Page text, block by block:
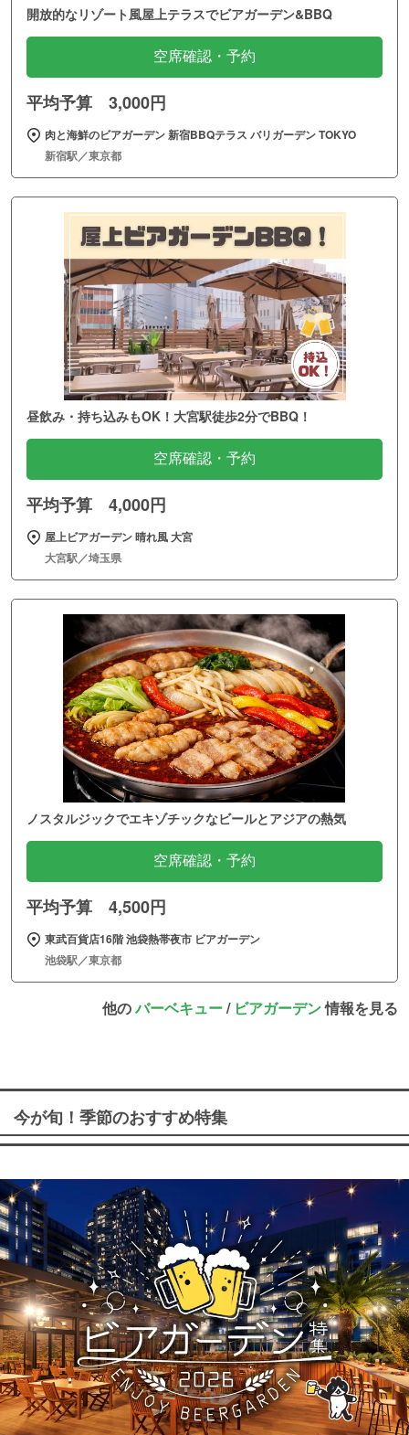
開放的なリゾート風屋上テラスでビアガーデン&BBQ
空席確認・予約
平均予算 3,000円
肉と海鮮のビアガーデン 新宿BBQテラス バリガーデン TOKYO
新宿駅／東京都
昼飲み・持ち込みもOK！大宮駅徒歩2分でBBQ！
空席確認・予約
平均予算 4,000円
屋上ビアガーデン 晴れ風 大宮
大宮駅／埼玉県
ノスタルジックでエキゾチックなビールとアジアの熱気
空席確認・予約
平均予算 4,500円
東武百貨店16階 池袋熱帯夜市 ビアガーデン
池袋駅／東京都
他のバーベキュー/ ビアガーデン情報を見る
今が旬！季節のおすすめ特集